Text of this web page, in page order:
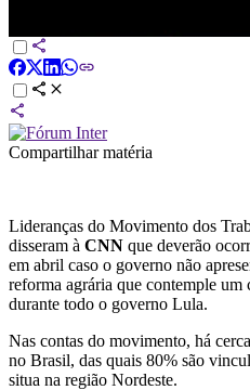
Compartilhar matéria
Lideranças do Movimento dos
disseram à CNN que deverão
em abril caso o governo não
reforma agrária que contemple um
durante todo o governo Lula.
Nas contas do movimento, há
no Brasil, das quais 80% são
situa na região Nordeste.